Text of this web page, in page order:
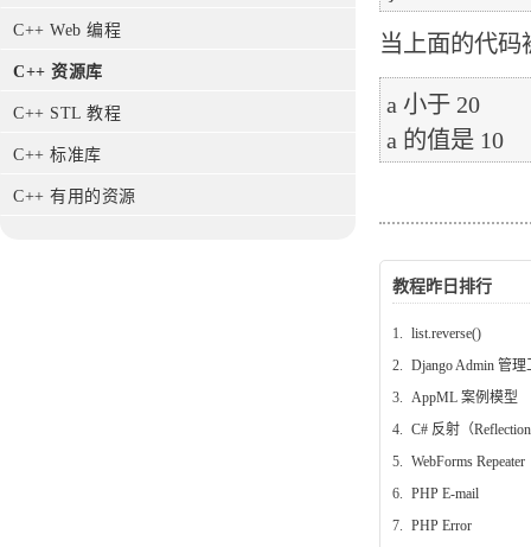
C++ Web 编程
C++ 资源库
C++ STL 教程
C++ 标准库
C++ 有用的资源
当上面的代码
a 小于 20
教程昨日排行
1.
list.reverse()
2.
Django Admin 管理
3.
AppML 案例模型
4.
C# 反射（
5.
WebForms Repeater
6.
PHP E-mail
7.
PHP Error